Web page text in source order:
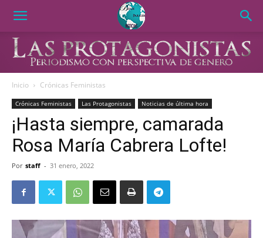
Inicio Crónicas Feministas
Crónicas Feministas Las Protagonistas Noticias de última hora
¡Hasta siempre, camarada
Rosa María Cabrera Lofte!
Por staff - 31 enero, 2022